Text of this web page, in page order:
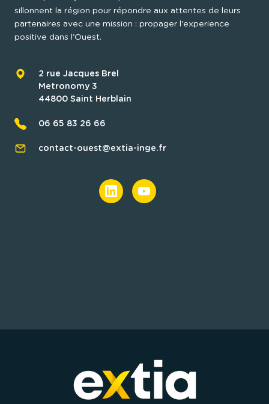
sillonnent la région pour répondre aux attentes de leurs
partenaires avec une mission : propager l'experience
positive dans l'Ouest.
2 rue Jacques Brel
Metronomy 3
44800 Saint Herblain
06 65 83 26 66
contact-ouest@extia-inge.fr